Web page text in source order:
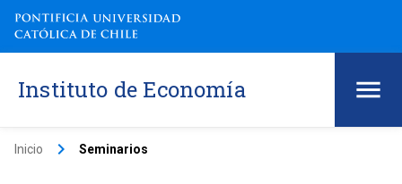
Instituto de Economía
Inicio keyboard_arrow_right Seminarios